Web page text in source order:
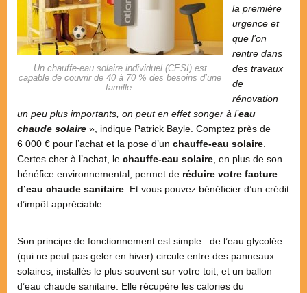
Un chauffe-eau solaire individuel (CESI) est
capable de couvrir de 40 à 70 % des besoins d’une
famille.
la première
urgence et
que l’on
rentre dans
des travaux
de
rénovation
un peu plus importants, on peut en effet songer à l’eau
chaude solaire », indique Patrick Bayle. Comptez près de
6 000 € pour l’achat et la pose d’un chauffe-eau solaire.
Certes cher à l’achat, le chauffe-eau solaire, en plus de son
bénéfice environnemental, permet de réduire votre facture
d’eau chaude sanitaire. Et vous pouvez bénéficier d’un crédit
d’impôt appréciable.
Son principe de fonctionnement est simple : de l’eau glycolée
(qui ne peut pas geler en hiver) circule entre des panneaux
solaires, installés le plus souvent sur votre toit, et un ballon
d’eau chaude sanitaire. Elle récupère les calories du